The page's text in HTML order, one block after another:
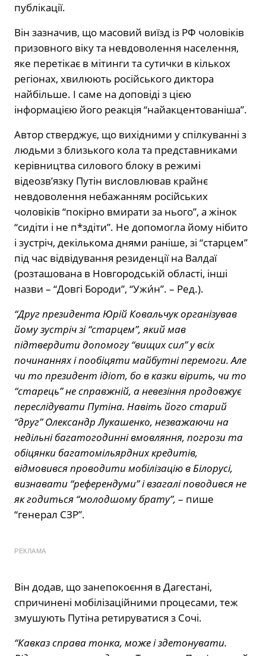
публікації.
Він зазначив, що масовий виїзд із РФ чоловіків
призовного віку та невдоволення населення,
яке перетікає в мітинги та сутички в кількох
регіонах, хвилюють російського диктора
найбільше. І саме на доповіді з цією
інформацією його реакція “найакцентованіша”.
Автор стверджує, що вихідними у спілкуванні з
людьми з близького кола та представниками
керівництва силового блоку в режимі
відеозв’язку Путін висловлював крайнє
невдоволення небажанням російських
чоловіків “покірно вмирати за нього”, а жінок
“сидіти і не п*здіти”. Не допомогла йому нібито
і зустріч, декількома днями раніше, зі “старцем”
під час відвідування резиденції на Валдаї
(розташована в Новгородській області, інші
назви – “Довгі Бороди”, “Ужи́н”. – Ред.).
“Друг президента Юрій Ковальчук організував
йому зустріч зі “старцем”, який мав
підтвердити допомогу “вищих сил” у всіх
починаннях і пообіцяти майбутні перемоги. Але
чи то президент ідіот, бо в казки вірить, чи то
“старець” не справжній, а невезіння продовжує
переслідувати Путіна. Навіть його старий
“друг” Олександр Лукашенко, незважаючи на
недільні багатогодинні вмовляння, погрози та
обіцянки багатомільярдних кредитів,
відмовився проводити мобілізацію в Білорусі,
визнавати “референдуми” і взагалі поводився не
як годиться “молодшому брату”, – пише
“генерал СЗР”.
РЕКЛАМА
Він додав, що занепокоєння в Дагестані,
спричинені мобілізаційними процесами, теж
змушують Путіна ретируватися з Сочі.
“Кавказ справа тонка, може і здетонувати.